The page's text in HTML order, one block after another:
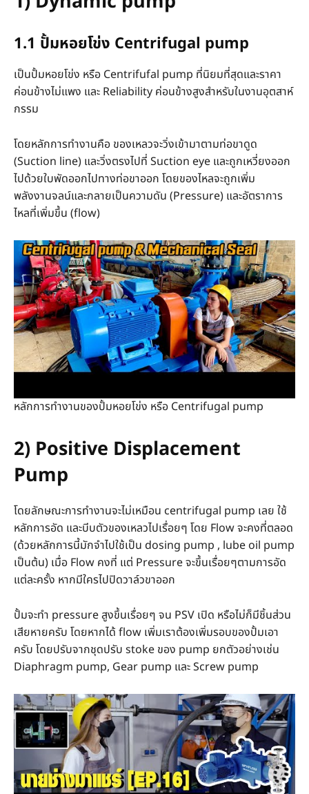
1.1 ปั้มหอยโข่ง Centrifugal pump
เป็นปั้มหอยโข่ง หรือ Centrifufal pump ที่นิยมที่สุดและราคา
ค่อนข้างไม่แพง และ Reliability ค่อนข้างสูงสำหรับในงานอุตสาห์
กรรม
โดยหลักการทำงานคือ ของเหลวจะวิ่งเข้ามาตามท่อขาดูด
(Suction line) และวิ่งตรงไปที่ Suction eye และถูกเหวี่ยงออก
ไปด้วยใบพัดออกไปทางท่อขาออก โดยของไหลจะถูกเพิ่ม
พลังงานจลน์และกลายเป็นความดัน (Pressure) และอัตราการ
ไหลที่เพิ่มขึ้น (flow)
หลักการทำงานของปั้มหอยโข่ง หรือ Centrifugal pump
2) Positive Displacement
Pump
โดยลักษณะการทำงานจะไม่เหมือน centrifugal pump เลย ใช้
หลักการอัด และบีบตัวของเหลวไปเรื่อยๆ โดย Flow จะคงที่ตลอด
(ด้วยหลักการนี้มักจำไปใช้เป็น dosing pump , lube oil pump
เป็นต้น) เมื่อ Flow คงที่ แต่ Pressure จะขึ้นเรื่อยๆตามการอัด
แต่ละครั้ง หากมีใครไปปิดวาล์วขาออก
ปั้มจะทำ pressure สูงขึ้นเรื่อยๆ จน PSV เปิด หรือไม่ก็มีชิ้นส่วน
เสียหายครับ โดยหากได้ flow เพิ่มเราต้องเพิ่มรอบของปั้มเอา
ครับ โดยปรับจากชุดปรับ stoke ของ pump ยกตัวอย่างเช่น
Diaphragm pump, Gear pump และ Screw pump